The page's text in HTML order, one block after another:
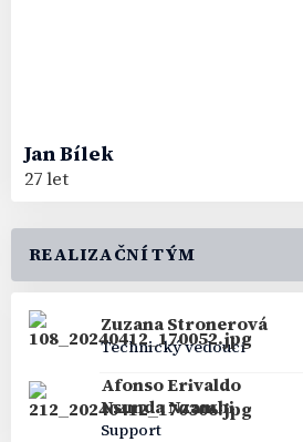
REALIZAČNÍ TÝM
ZuzanaStronerová
Technický vedoucí
Afonso Erivaldo
Nsunda Nzambi
Support
JanBílek
27 let